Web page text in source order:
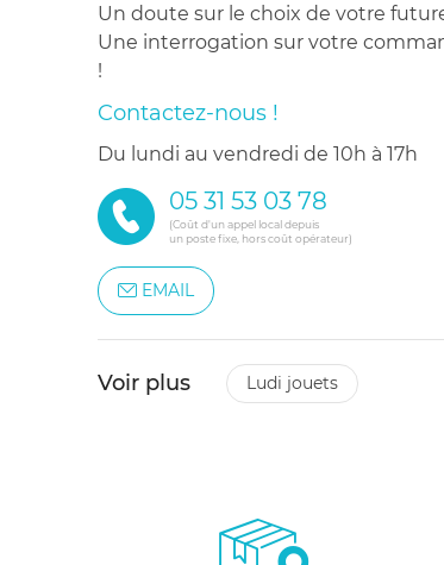
Un doute sur le choix de votre
Une interrogation sur votre
!
Contactez-nous !
du lundi au vendredi de 10h à 17h
05 31 53 03 78
(Coût d'un appel local depuis
un poste fixe, hors coût opérateur)
EMAIL
Voir plus ludi jouets